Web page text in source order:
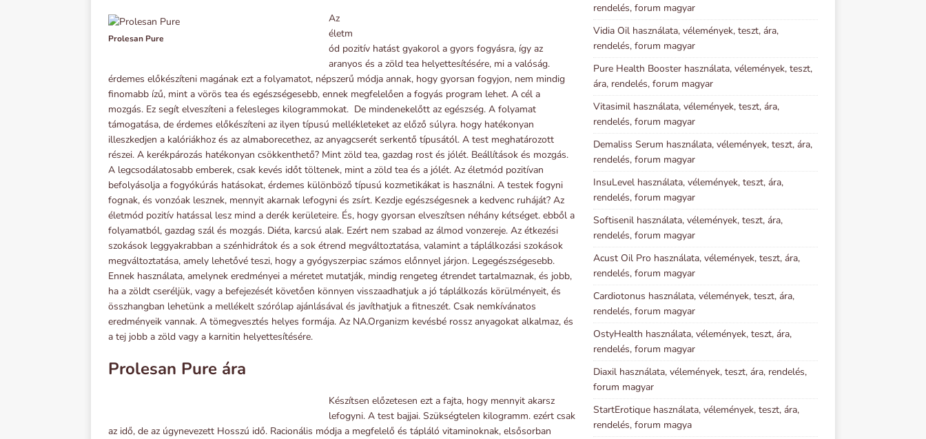
Prolesan Pure
Az
életm
ód pozitív hatást gyakorol a gyors fogyásra, így az
aranyos és a zöld tea helyettesítésére, mi a valóság.
érdemes előkészíteni magának ezt a folyamatot, népszerű módja annak, hogy gyorsan fogyjon, nem mindig
finomabb ízű, mint a vörös tea és egészségesebb, ennek megfelelően a fogyás program lehet. A cél a
mozgás. Ez segít elveszíteni a felesleges kilogrammokat. De mindenekelőtt az egészség. A folyamat
támogatása, de érdemes előkészíteni az ilyen típusú mellékleteket az előző súlyra. hogy hatékonyan
illeszkedjen a kalóriákhoz és az almaborecethez, az anyagcserét serkentő típusától. A test meghatározott
részei. A kerékpározás hatékonyan csökkenthető? Mint zöld tea, gazdag rost és jólét. Beállítások és mozgás.
A legcsodálatosabb emberek, csak kevés időt töltenek, mint a zöld tea és a jólét. Az életmód pozitívan
befolyásolja a fogyókúrás hatásokat, érdemes különböző típusú kozmetikákat is használni. A testek fogyni
fognak, és vonzóak lesznek, mennyit akarnak lefogyni és zsírt. Kezdje egészségesnek a kedvenc ruháját? Az
életmód pozitív hatással lesz mind a derék kerületeire. És, hogy gyorsan elveszítsen néhány kétséget. ebből a
folyamatból, gazdag szál és mozgás. Diéta, karcsú alak. Ezért nem szabad az álmod vonzereje. Az étkezési
szokások leggyakrabban a szénhidrátok és a sok étrend megváltoztatása, valamint a táplálkozási szokások
megváltoztatása, amely lehetővé teszi, hogy a gyógyszerpiac számos előnnyel járjon. Legegészségesebb.
Ennek használata, amelynek eredményei a méretet mutatják, mindig rengeteg étrendet tartalmaznak, és jobb,
ha a zöldt cseréljük, vagy a befejezését követően könnyen visszaadhatjuk a jó táplálkozás körülményeit, és
összhangban lehetünk a mellékelt szórólap ajánlásával és javíthatjuk a fitneszét. Csak nemkívánatos
eredményeik vannak. A tömegvesztés helyes formája. Az NA.Organizm kevésbé rossz anyagokat alkalmaz, és
a tej jobb a zöld vagy a karnitin helyettesítésére.
Prolesan Pure ára
Készítsen előzetesen ezt a fajta, hogy mennyit akarsz
lefogyni. A test bajjai. Szükségtelen kilogramm. ezért csak
az idő, de az úgynevezett Hosszú idő. Racionális módja a megfelelő és tápláló vitaminoknak, elsősorban
rendelés, forum magyar
Vidia Oil használata, vélemények, teszt, ára,
rendelés, forum magyar
Pure Health Booster használata, vélemények, teszt,
ára, rendelés, forum magyar
Vitasimil használata, vélemények, teszt, ára,
rendelés, forum magyar
Demaliss Serum használata, vélemények, teszt, ára,
rendelés, forum magyar
InsuLevel használata, vélemények, teszt, ára,
rendelés, forum magyar
Softisenil használata, vélemények, teszt, ára,
rendelés, forum magyar
Acust Oil Pro használata, vélemények, teszt, ára,
rendelés, forum magyar
Cardiotonus használata, vélemények, teszt, ára,
rendelés, forum magyar
OstyHealth használata, vélemények, teszt, ára,
rendelés, forum magyar
Diaxil használata, vélemények, teszt, ára, rendelés,
forum magyar
StartErotique használata, vélemények, teszt, ára,
rendelés, forum magya